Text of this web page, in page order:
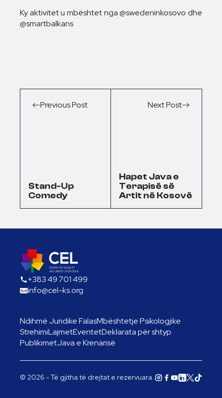
Ky aktivitet u mbështet nga @swedeninkosovo dhe
@smartbalkans
Previous Post
Stand-Up
Comedy
Next Post
Hapet Java e
Terapisë së
Artit në Kosovë
+383 49 701 499
info@cel-ks.org
Ndihmë Juridike FalasMbështetje Psikologjike
StrehimiLajmetEventetDeklarata për shtyp
PublikimetJava e Krenarisë
© 2026 - Të gjitha të drejtat e rezervuara.